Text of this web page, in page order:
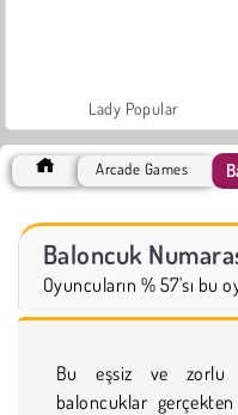
Lady Popular
Arcade Games
Baloncuk
Oyuncuların % 57'sı bu
Bu eşsiz ve zorlu
baloncuklar